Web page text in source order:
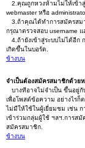
2.คุณถูกหวงห้ามไม่ให้เข้า
webmaster หรือ
3.ถ้าคุณได้ทำการสมัครสม
กรุณาตรวจสอบ username แ
4.ถ้ายังเข้าสู่ระบบไม่ได้อีก
เกิดขึ้นในบอร์ด.
ข้างบน
จำเป็นต้องสมัครสมาชิกด้วย
บางทีอาจไม่จำเป็น ขึ้นอยู่
เพื่อโพสต์ข้อความ อย่างไร
ไม่มีให้ใช้ในผู้เยี่ยมชม เช่น
เข้าร่วมกลุ่มผู้ใช้ ฯลฯ.การส
สมัครสมาชิก.
ข้างบน